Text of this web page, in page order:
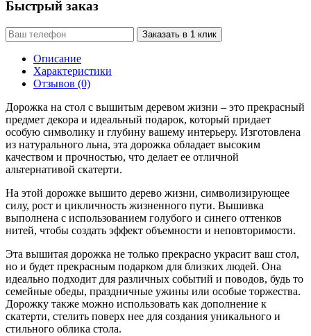
Быстрый заказ
Заказать в 1 клик
Описание
Характеристики
Отзывов (0)
Дорожка на стол с вышитым деревом жизни – это прекрасный
предмет декора и идеальный подарок, который придает
особую символику и глубину вашему интерьеру. Изготовлена
из натурального льна, эта дорожка обладает высоким
качеством и прочностью, что делает ее отличной
альтернативой скатерти.
На этой дорожке вышито дерево жизни, символизирующее
силу, рост и цикличность жизненного пути. Вышивка
выполнена с использованием голубого и синего оттенков
нитей, чтобы создать эффект объемности и неповторимости.
Эта вышитая дорожка не только прекрасно украсит ваш стол,
но и будет прекрасным подарком для близких людей. Она
идеально подходит для различных событий и поводов, будь то
семейные обеды, праздничные ужины или особые торжества.
Дорожку также можно использовать как дополнение к
скатерти, стелить поверх нее для создания уникального и
стильного облика стола.